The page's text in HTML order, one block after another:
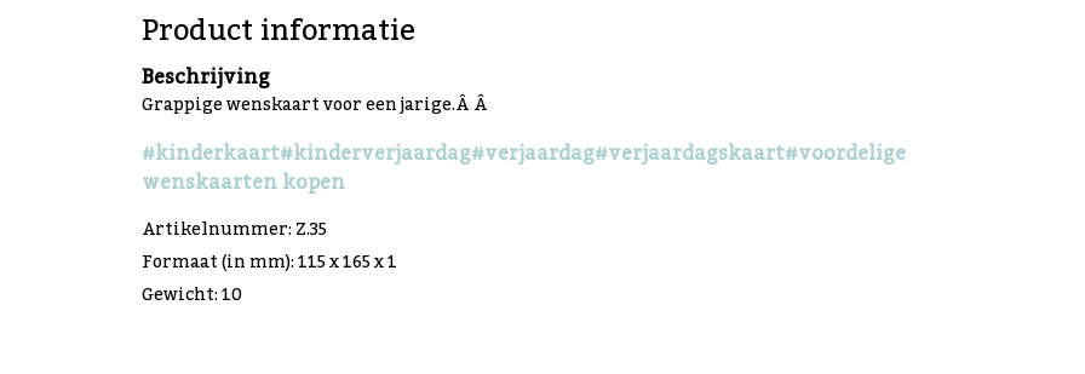
Product informatie
Beschrijving
Grappige wenskaart voor een jarige.Â Â
#kinderkaart#kinderverjaardag#verjaardag#verjaardagskaart#voordelige
wenskaarten kopen
Artikelnummer: Z.35
Formaat (in mm): 115 x 165 x 1
Gewicht: 10